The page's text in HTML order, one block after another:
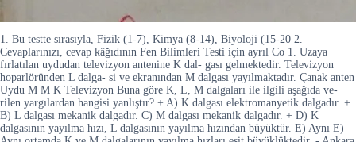
1. Bu testte sırasıyla, Fizik (1-7), Kimya (8-14), Biyoloji (15-20 2.
Cevaplarınızı, cevap kâğıdının Fen Bilimleri Testi için ayrıl Co 1. Uzaya
fırlatılan uydudan televizyon antenine K dal- gası gelmektedir. Televizyon
hoparlöründen L dalga- si ve ekranından M dalgası yayılmaktadır. Çanak anten
Uydu M M K Televizyon Buna göre K, L, M dalgaları ile ilgili aşağıda ve-
rilen yargılardan hangisi yanlıştır? + A) K dalgası elektromanyetik dalgadır. +
B) L dalgası mekanik dalgadır. C) M dalgası mekanik dalgadır. + D) K
dalgasının yayılma hızı, L dalgasının yayılma hızından büyüktür. E) Aynı E)